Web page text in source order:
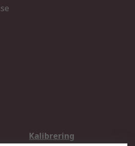
Kalibrering